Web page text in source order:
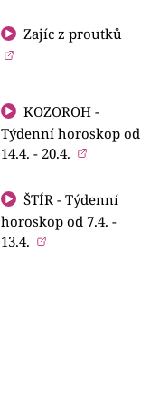
Zajíc z proutků
KOZOROH -
Týdenní horoskop od
14.4. - 20.4.
ŠTÍR - Týdenní
horoskop od 7.4. -
13.4.